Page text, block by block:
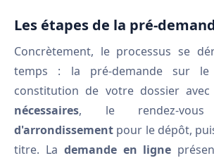
Les étapes de la pré-
Concrètement, le processus se
temps : la pré-demande sur le
constitution de votre dossier avec
nécessaires, le rendez-
d'arrondissement pour le dépôt,
titre. La demande en ligne